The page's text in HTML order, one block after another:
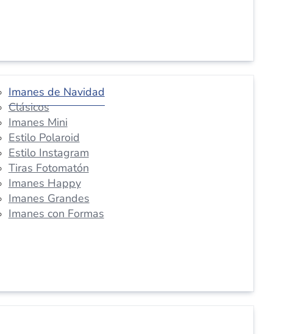
Imanes de Navidad
Clásicos
Imanes Mini
Estilo Polaroid
Estilo Instagram
Tiras Fotomatón
Imanes Happy
Imanes Grandes
Imanes con Formas